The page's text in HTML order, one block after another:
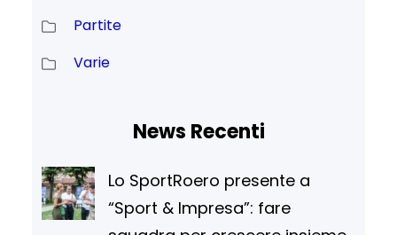
Partite
Varie
News Recenti
Lo SportRoero presente a
“Sport & Impresa”: fare